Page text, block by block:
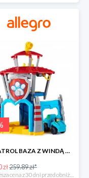
PSI PATROL BAZA Z WINDĄ WIEŻA + POJAZD AUTO REX -30%
zł259.89 zł*